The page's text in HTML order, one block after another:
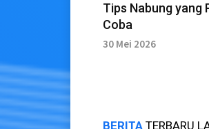
Tips Nabung yang
Coba
30 Mei 2026
BERITA TERBARU